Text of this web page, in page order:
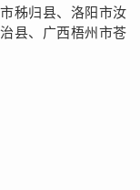
秭归县、洛阳市汝
县、广西梧州市苍